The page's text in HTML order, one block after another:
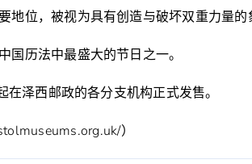
地位，被视为具有创造与破坏双重力量的
国历法中最盛大的节日之一。
泽西邮政的各分支机构正式发售。
）